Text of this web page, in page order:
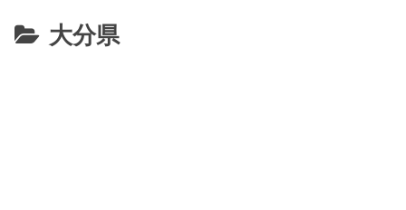
大分県